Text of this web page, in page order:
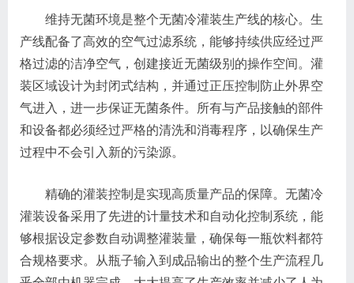
维持无菌环境是整个无菌冷灌装生产线的核心。生
产线配备了高效的空气过滤系统，能够持续供应经过严
格过滤的洁净空气，创建接近无菌级别的操作空间。灌
装区域设计为封闭式结构，并通过正压控制防止外界空
气进入，进一步保证无菌条件。所有与产品接触的部件
和设备都必须经过严格的清洗和消毒程序，以确保生产
过程中不会引入新的污染源。
精确的灌装控制是实现高质量产品的保障。无菌冷
灌装设备采用了先进的计量技术和自动化控制系统，能
够根据设定参数自动调整灌装量，确保每一瓶饮料都符
合规格要求。从瓶子输入到成品输出的整个生产流程几